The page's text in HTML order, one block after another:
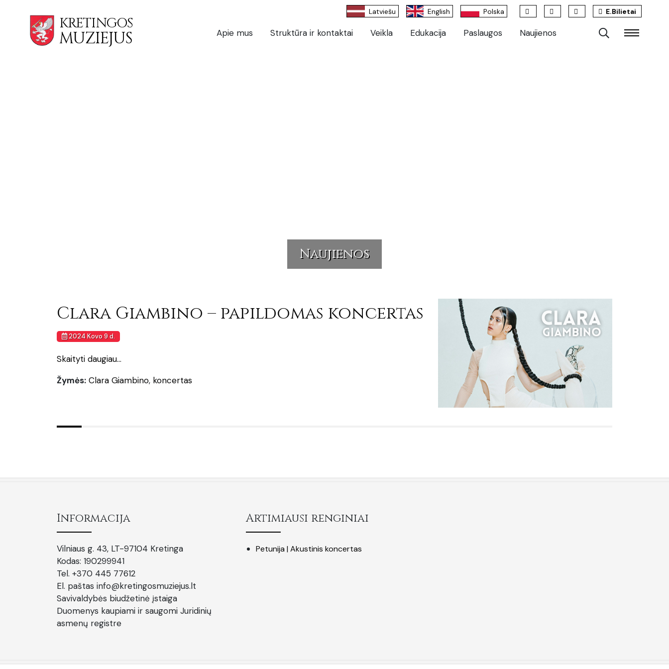
KRETINGOS
MUZIEJUS Apie mus Struktūra ir kontaktai Veikla Edukacija Paslaugos Naujienos
Latviešu English Polska E.Bilietai
Naujienos
Clara Giambino – papildomas koncertas
2024 Kovo 9 d.
Skaityti daugiau...
Žymės: Clara Giambino, koncertas
Informacija
Vilniaus g. 43, LT-97104 Kretinga
Kodas: 190299941
Tel. +370 445 77612
El. paštas info@kretingosmuziejus.lt
Savivaldybės biudžetinė įstaiga
Duomenys kaupiami ir saugomi Juridinių
asmenų registre
Artimiausi renginiai
Petunija | Akustinis koncertas